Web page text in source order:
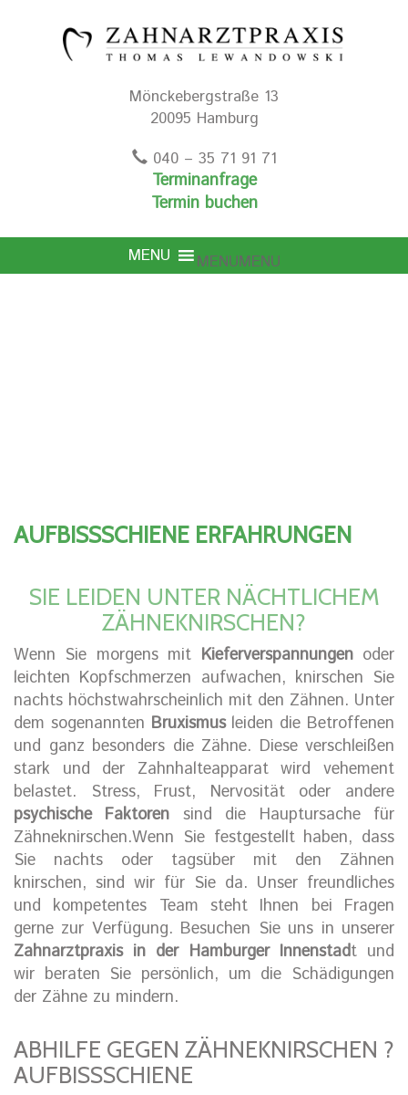
Mönckebergstraße 13
20095 Hamburg
040 – 35 71 91 71
Terminanfrage
Termin buchen
MENUMENU
AUFBISSSCHIENE ERFAHRUNGEN
SIE LEIDEN UNTER NÄCHTLICHEM
ZÄHNEKNIRSCHEN?
Wenn Sie morgens mit Kieferverspannungenoder
leichten Kopfschmerzen aufwachen, knirschen Sie
nachts höchstwahrscheinlich mit den Zähnen. Unter
dem sogenannten Bruxismusleiden die Betroffenen
und ganz besonders die Zähne. Diese verschleißen
stark und der Zahnhalteapparat wird vehement
belastet. Stress, Frust, Nervosität oder andere
psychische Faktoren sind die Hauptursache für
Zähneknirschen.Wenn Sie festgestellt haben, dass
Sie nachts oder tagsüber mit den Zähnen
knirschen, sind wir für Sie da. Unser freundliches
und kompetentes Team steht Ihnen bei Fragen
gerne zur Verfügung. Besuchen Sie uns in unserer
Zahnarztpraxis in der Hamburger Innenstadt und
wir beraten Sie persönlich, um die Schädigungen
der Zähne zu mindern.
ABHILFE GEGEN ZÄHNEKNIRSCHEN ?
AUFBISSSCHIENE